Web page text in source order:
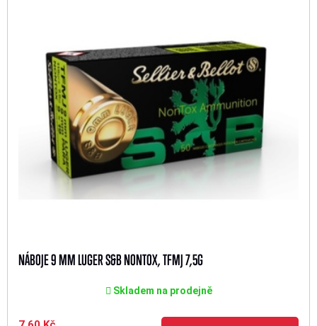
NÁBOJE 9 MM LUGER S&B NONTOX, TFMJ 7,5G
Skladem na prodejně